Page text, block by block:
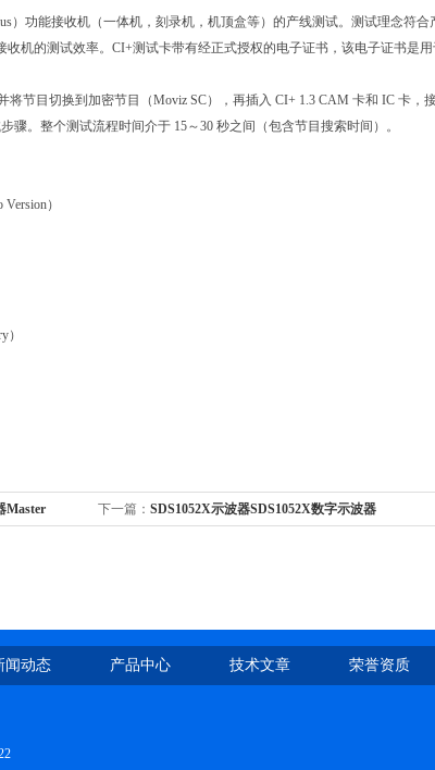
）功能接收机（一体机，刻录机，机顶盒等）的产线测试。测试理念符
收机的测试效率。CI+测试卡带有经正式授权的电子证书，该电子证书是
节目切换到加密节目（Moviz SC），再插入 CI+ 1.3 CAM 卡和 IC 卡，
骤。整个测试流程时间介于 15～30 秒之间（包含节目搜索时间）。
）
Master 下一篇： SDS1052X示波器SDS1052X数字示波器
闻动态 产品中心 技术文章 荣誉资质